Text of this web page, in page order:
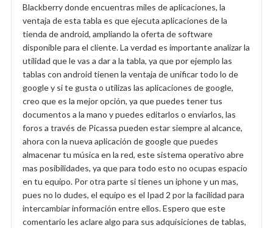
Blackberry donde encuentras miles de aplicaciones, la
ventaja de esta tabla es que ejecuta aplicaciones de la
tienda de android, ampliando la oferta de software
disponible para el cliente. La verdad es importante analizar la
utilidad que le vas a dar a la tabla, ya que por ejemplo las
tablas con android tienen la ventaja de unificar todo lo de
google y si te gusta o utilizas las aplicaciones de google,
creo que es la mejor opción, ya que puedes tener tus
documentos a la mano y puedes editarlos o enviarlos, las
foros a través de Picassa pueden estar siempre al alcance,
ahora con la nueva aplicación de google que puedes
almacenar tu música en la red, este sistema operativo abre
mas posibilidades, ya que para todo esto no ocupas espacio
en tu equipo. Por otra parte si tienes un iphone y un mas,
pues no lo dudes, el equipo es el Ipad 2 por la facilidad para
intercambiar información entre ellos. Espero que este
comentario les aclare algo para sus adquisiciones de tablas,